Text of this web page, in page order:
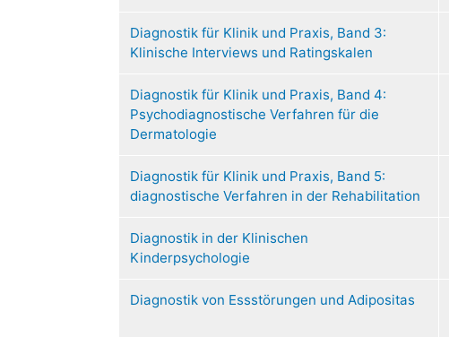
Diagnostik für Klinik und Praxis, Band 3:
Klinische Interviews und Ratingskalen
Diagnostik für Klinik und Praxis, Band 4:
Psychodiagnostische Verfahren für die
Dermatologie
Diagnostik für Klinik und Praxis, Band 5:
diagnostische Verfahren in der Rehabilitation
Diagnostik in der Klinischen
Kinderpsychologie
Diagnostik von Essstörungen und Adipositas